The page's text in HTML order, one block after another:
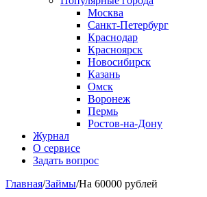
Москва
Санкт-Петербург
Краснодар
Красноярск
Новосибирск
Казань
Омск
Воронеж
Пермь
Ростов-на-Дону
Журнал
О сервисе
Задать вопрос
Главная/Займы/На 60000 рублей